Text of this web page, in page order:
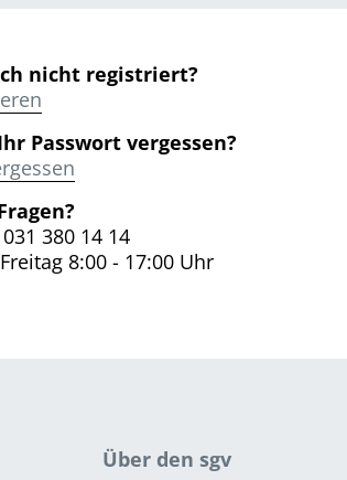
nicht registriert?
Passwort vergessen?
380 14 14
8:00 - 17:00 Uhr
Über den sgv